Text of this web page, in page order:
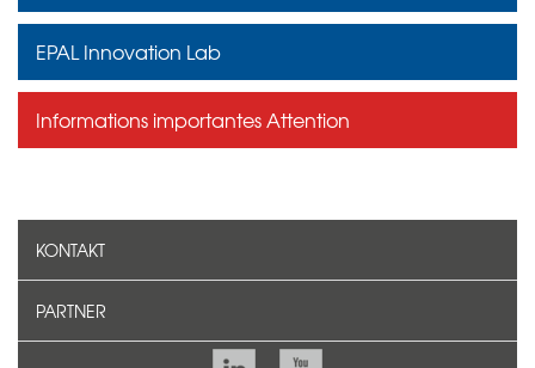
EPAL Innovation Lab
Informations importantes Attention
KONTAKT
PARTNER